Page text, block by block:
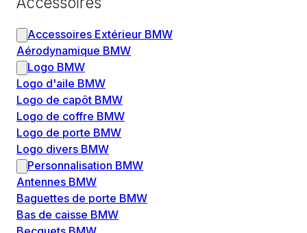
Accessoires Extérieur BMW
Aérodynamique BMW
Logo BMW
Logo d'aile BMW
Logo de capôt BMW
Logo de coffre BMW
Logo de porte BMW
Logo divers BMW
Personnalisation BMW
Antennes BMW
Baguettes de porte BMW
Bas de caisse BMW